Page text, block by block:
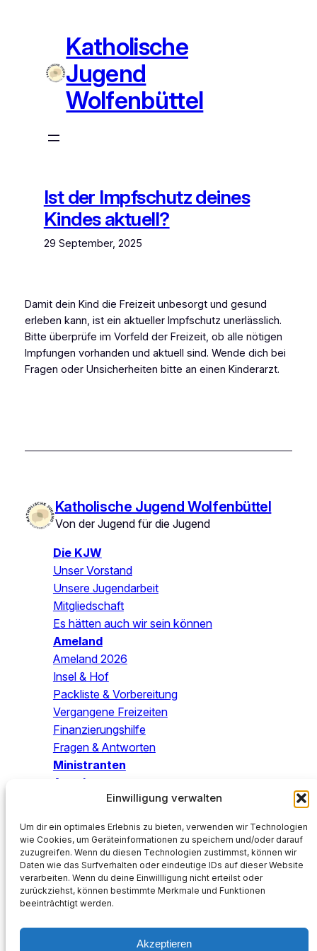
Einwilligung verwalten
Um dir ein optimales Erlebnis zu bieten, verwenden wir Technologien
wie Cookies, um Geräteinformationen zu speichern und/oder darauf
zuzugreifen. Wenn du diesen Technologien zustimmst, können wir
Daten wie das Surfverhalten oder eindeutige IDs auf dieser Website
verarbeiten. Wenn du deine Einwillligung nicht erteilst oder
zurückziehst, können bestimmte Merkmale und Funktionen
beeinträchtigt werden.
Akzeptieren
Katholische
Jugend
Wolfenbüttel
Ist der Impfschutz deines
Kindes aktuell?
29 September, 2025
Damit dein Kind die Freizeit unbesorgt und gesund
erleben kann, ist ein aktueller Impfschutz unerlässlich.
Bitte überprüfe im Vorfeld der Freizeit, ob alle nötigen
Impfungen vorhanden und aktuell sind. Wende dich bei
Fragen oder Unsicherheiten bitte an einen Kinderarzt.
Katholische Jugend Wolfenbüttel
Von der Jugend für die Jugend
Die KJW
Unser Vorstand
Unsere Jugendarbeit
Mitgliedschaft
Es hätten auch wir sein können
Ameland
Ameland 2026
Insel & Hof
Packliste & Vorbereitung
Vergangene Freizeiten
Finanzierungshilfe
Fragen & Antworten
Ministranten
Angebo
Mach mit!
SPENDEN
Katholische Kirchengemeinde St. Petrus
DE05 2505 0000 0202 1355 88
NOLADE2HXXX